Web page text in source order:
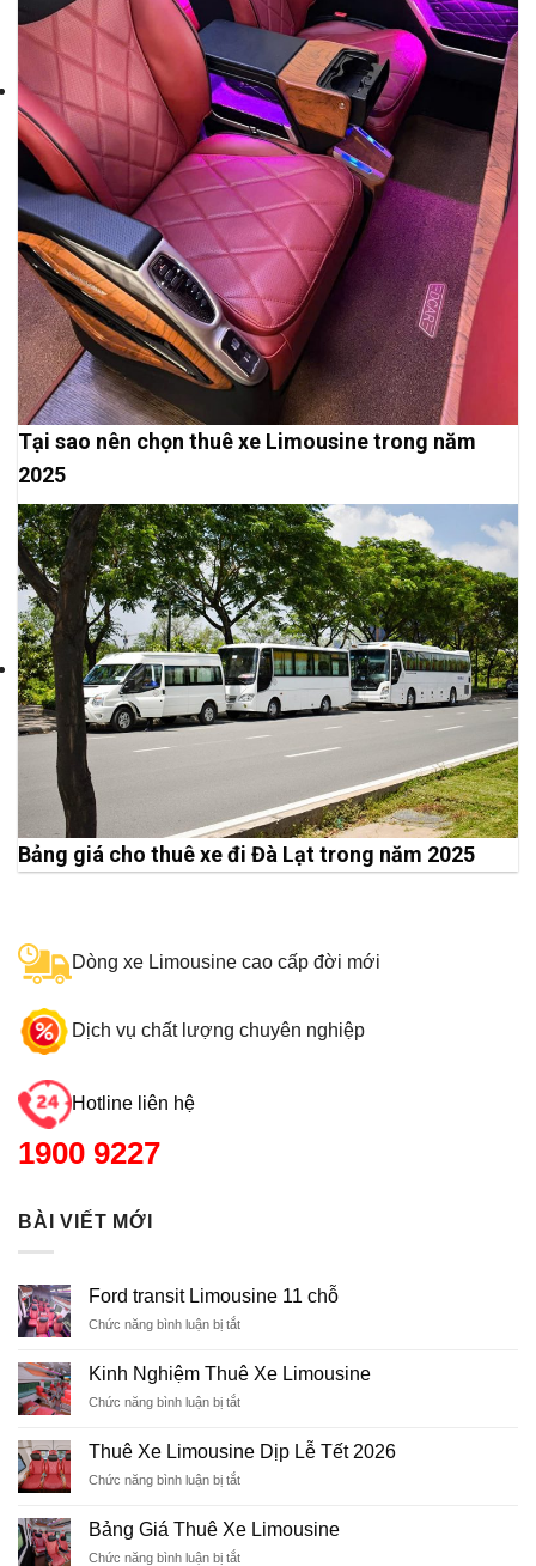
Tại sao nên chọn thuê xe Limousine trong năm
2025
Bảng giá cho thuê xe đi Đà Lạt trong năm 2025
Dòng xe Limousine cao cấp đời mới
Dịch vụ chất lượng chuyên nghiệp
Hotline liên hệ
1900 9227
BÀI VIẾT MỚI
Ford transit Limousine 11 chỗ
Chức năng bình luận bị tắt
transit
Limousine
Kinh Nghiệm Thuê Xe Limousine
Chức năng bình luận bị tắt
Nghiệm
Thuê
Thuê Xe Limousine Dịp Lễ Tết 2026
Chức năng bình luận bị tắt
Xe
Limousine
Bảng Giá Thuê Xe Limousine
Chức năng bình luận bị tắt